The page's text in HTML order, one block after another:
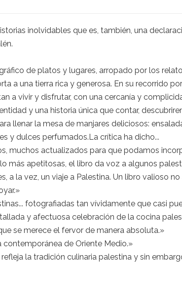
inolvidables que es, también, una
de platos y lugares, arropado por los
a una tierra rica y generosa. En su recorrido
a vivir y disfrutar, con una cercanía y
y una historia única que contar,
llenar la mesa de manjares deliciosos:
y dulces perfumados.La crítica ha dicho...
muchos actualizados para que podamos
más apetitosas, el libro da voz a algunos
a la vez, un viaje a Palestina. Un libro valioso
fotografiadas tan vívidamente que casi
y afectuosa celebración de la cocina
se merece el fervor de manera absoluta.»
de Oriente Medio.»
la tradición culinaria palestina y sin